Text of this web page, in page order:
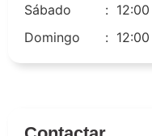
Sábado
: 12:00
Domingo
: 12:00